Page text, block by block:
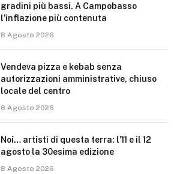
gradini più bassi. A Campobasso
l’inflazione più contenuta
8 Agosto 2026
Vendeva pizza e kebab senza
autorizzazioni amministrative, chiuso
locale del centro
8 Agosto 2026
Noi… artisti di questa terra: l’11 e il 12
agosto la 30esima edizione
8 Agosto 2026